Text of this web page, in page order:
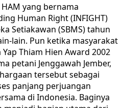
yang bernama
Human Right (INFIGHT)
Setiakawan (SBMS) tahun
lain. Pun ketika masyarakat
Thiam Hien Award 2002
petani Jenggawah Jember,
tersebut sebagai
panjang perjuangan
di Indonesia. Baginya